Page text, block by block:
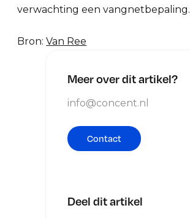
verwachting een vangnetbepaling.
Bron:Van Ree
Meer over dit artikel?
info@concent.nl
Contact
Deel dit artikel